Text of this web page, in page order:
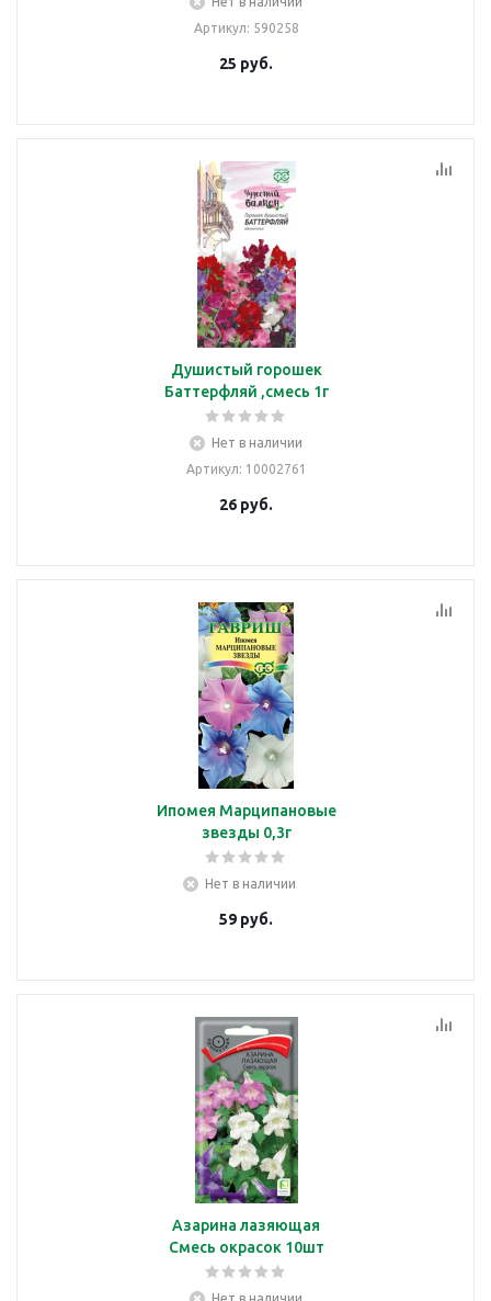
Артикул: 590258
25 руб.
Душистый горошек
Баттерфляй ,смесь 1г
Нет в наличии
Артикул: 10002761
26 руб.
Ипомея Марципановые
звезды 0,3г
Нет в наличии
59 руб.
Азарина лазяющая
Смесь окрасок 10шт